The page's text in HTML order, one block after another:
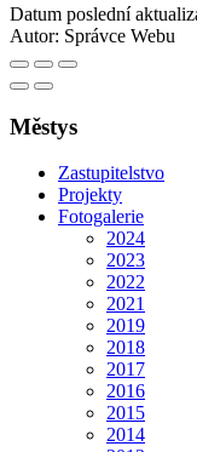
Datum poslední
Autor: Správce Webu
Městys
Zastupitelstvo
Projekty
Fotogalerie
2024
2023
2022
2021
2019
2018
2017
2016
2015
2014